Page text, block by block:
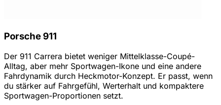
Porsche 911
Der 911 Carrera bietet weniger Mittelklasse-Coupé-
Alltag, aber mehr Sportwagen-Ikone und eine andere
Fahrdynamik durch Heckmotor-Konzept. Er passt, wenn
du stärker auf Fahrgefühl, Werterhalt und kompaktere
Sportwagen-Proportionen setzt.